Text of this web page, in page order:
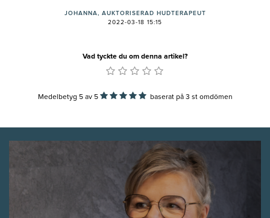
JOHANNA, AUKTORISERAD HUDTERAPEUT
2022-03-18 15:15
Vad tyckte du om denna artikel?
Medelbetyg 5av 5 baserat på 3 st omdömen